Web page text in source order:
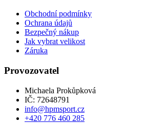
Obchodní podmínky
Ochrana údajů
Bezpečný nákup
Jak vybrat velikost
Záruka
Provozovatel
Michaela Prokůpková
IČ: 72648791
info@hpmsport.cz
+420 776 460 285